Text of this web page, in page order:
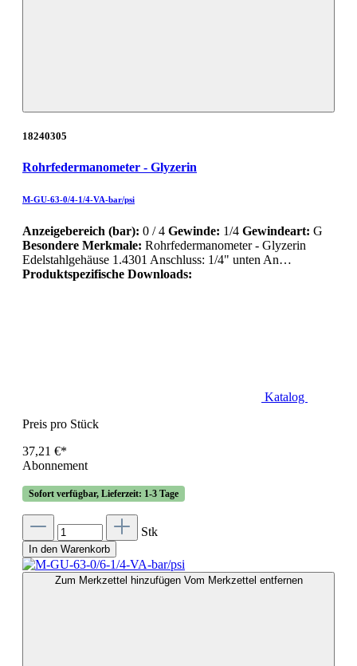
18240305
Rohrfedermanometer - Glyzerin
M-GU-63-0/4-1/4-VA-bar/psi
Anzeigebereich (bar): 0 / 4 Gewinde: 1/4 Gewindeart: G
Besondere Merkmale: Rohrfedermanometer - Glyzerin
Edelstahlgehäuse 1.4301 Anschluss: 1/4" unten An…
Produktspezifische Downloads:
Katalog
Preis pro Stück
37,21 €*
Abonnement
Sofort verfügbar, Lieferzeit: 1-3 Tage
Stk
In den Warenkorb
Zum Merkzettel hinzufügen Vom Merkzettel entfernen